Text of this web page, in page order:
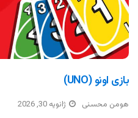
بازی اونو (UNO)
هومن محسنی ژانویه 30, 2026